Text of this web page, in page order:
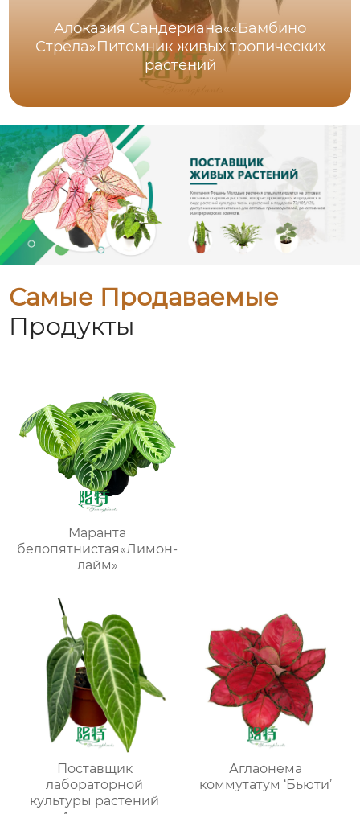
Алоказия Сандериана««Бамбино
Стрела»Питомник живых тропических
растений
Самые Продаваемые
Продукты
Маранта
белопятнистая«Лимон-
лайм»
Поставщик
лабораторной
культуры растений
Аглаонема
коммутатум ‘Бьюти’